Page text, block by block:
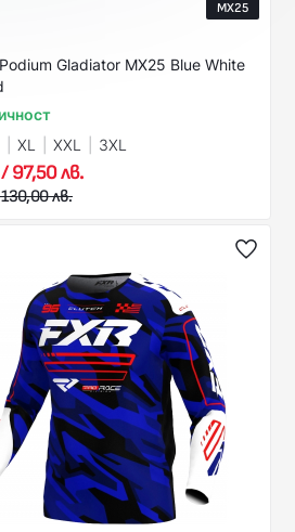
MX25
Gladiator MX25 Blue White
XL XXL 3XL
97,50 лв.
лв.